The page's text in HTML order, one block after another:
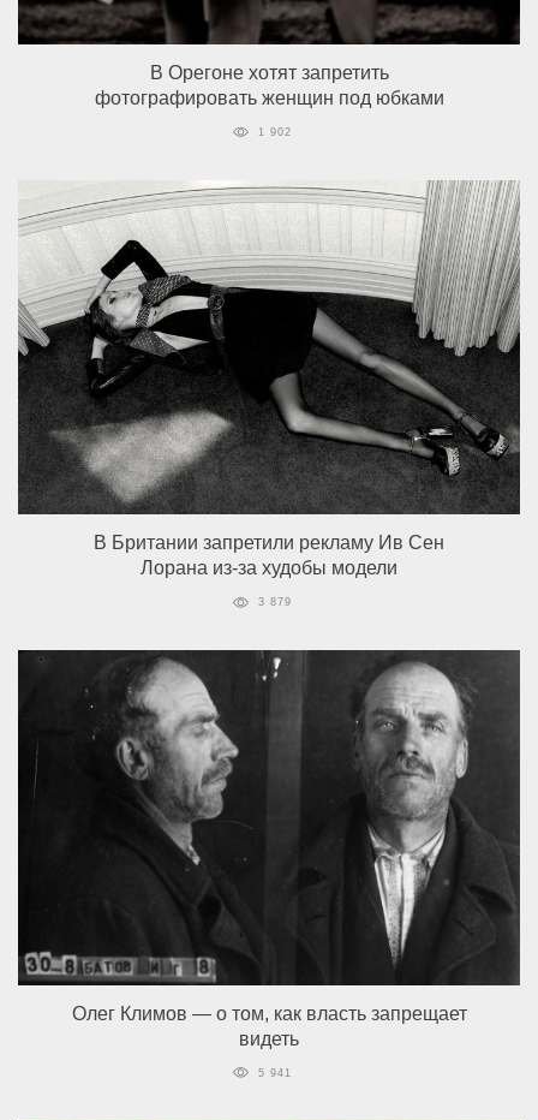
В Орегоне хотят запретить
фотографировать женщин под юбками
1 902
В Британии запретили рекламу Ив Сен
Лорана из-за худобы модели
3 879
Олег Климов — о том, как власть запрещает
видеть
5 941